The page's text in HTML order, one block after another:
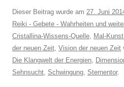
Dieser Beitrag wurde am 27. Juni
Reiki - Gebete - Wahrheiten und
Cristallina-Wissens-Quelle, Mal-
der neuen Zeit, Vision der neuen Zeit
Die Klangwelt der Energien,
Sehnsucht, Schwingung, Sternentor.